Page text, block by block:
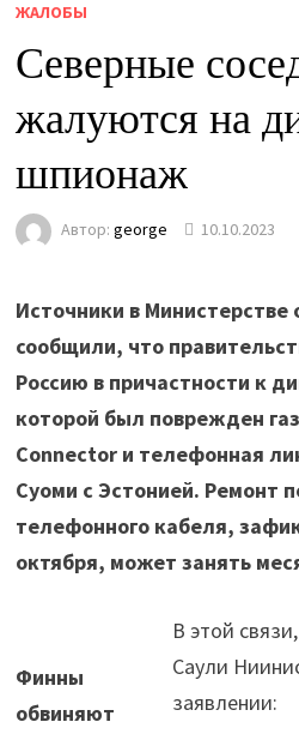
ЖАЛОБЫ
Северные
жалуются на
шпионаж
Автор: george 10.10.2023
Источники в
сообщили, что
Россию в причастности к
которой был поврежден
Connector и телефонная
Суоми с Эстонией. Ремонт
телефонного кабеля,
октября, может занять
Финны
обвиняют
В этой
Саули
заявлении: